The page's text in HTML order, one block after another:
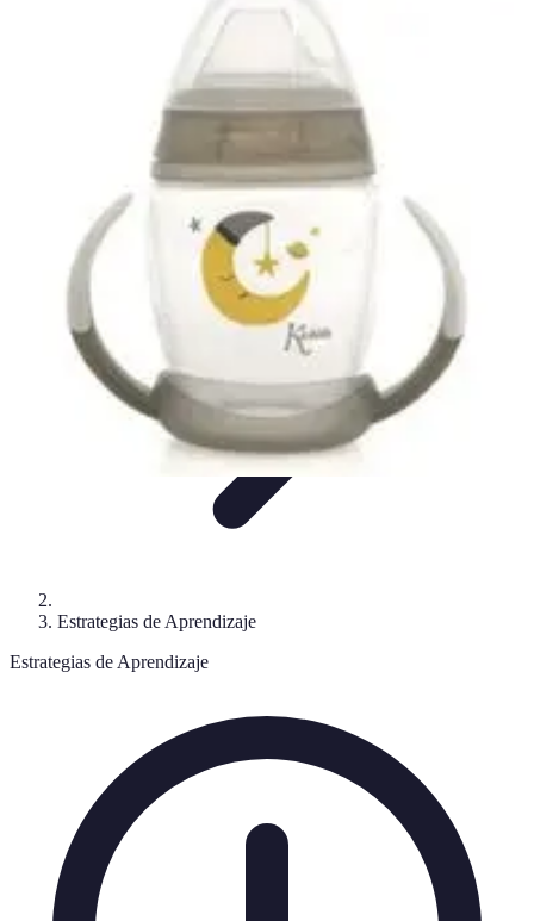
Metodologías de Aprendizaje
Estrategias de Aprendizaje Aprendizaje Activo
Aprende con Nosotros
Estrategias de Aprendizaje
Estrategias de Aprendizaje